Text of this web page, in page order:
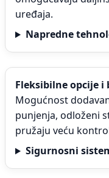
uređaja.
Napredne
Fleksibilne opcije i
Mogućnost
punjenja, odloženi
pružaju veću
Sigurnosni